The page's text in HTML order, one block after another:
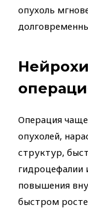
опухоль
Операция
опухолей,
структур,
гидроцефалии
повышения
быстром